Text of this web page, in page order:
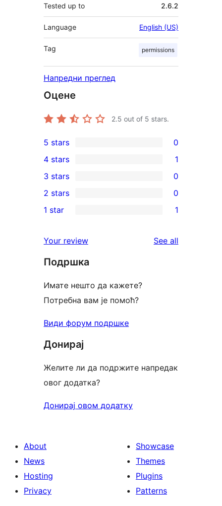
Tested up to 2.6.2
Language English (US)
Tag permissions
Напредни преглед
Оцене
2.5 out of 5 stars.
0
5-
star
reviews
5 stars 0
4-
star
review
4 stars 1
0
3-
star
3 stars 0
2-
reviews
2 stars 0
star
review
1 star 1
Your review See all
Подршка
Имате нешто да кажете?
Потребна вам је помоћ?
Види форум подршке
Донирај
Желите ли да подржите напредак
овог додатка?
Донирај овом додатку
About
News
Hosting
Privacy
Showcase
Themes
Plugins
Patterns